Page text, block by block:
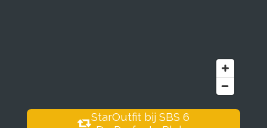
StarOutfit bij SBS 6